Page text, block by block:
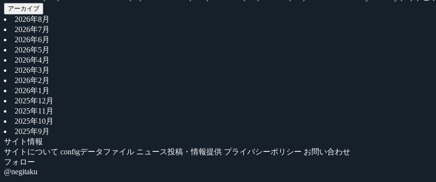
アーカイブ
2026年8月
2026年7月
2026年6月
2026年5月
2026年4月
2026年3月
2026年2月
2026年1月
2025年12月
2025年11月
2025年10月
2025年9月
サイト情報
サイトについて configデータファイル ニュース投稿・情報提供 プライバシーポリシー お問い合わせ
フォロー
@negitaku